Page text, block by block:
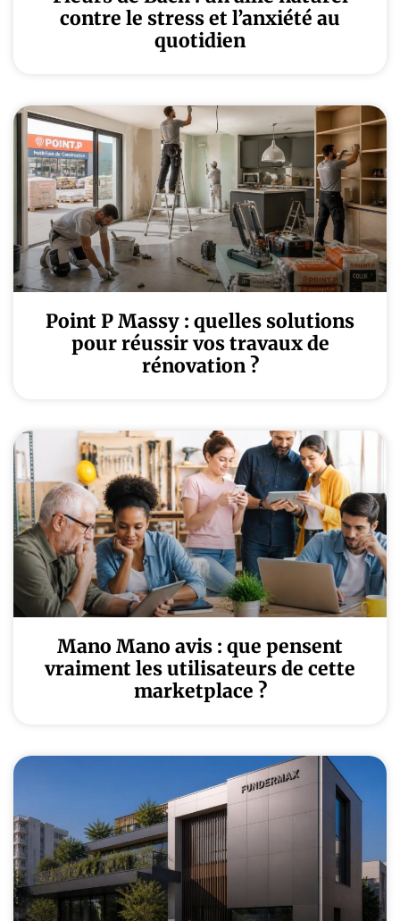
contre le stress et l’anxiété au
quotidien
Point P Massy : quelles solutions
pour réussir vos travaux de
rénovation ?
Mano Mano avis : que pensent
vraiment les utilisateurs de cette
marketplace ?